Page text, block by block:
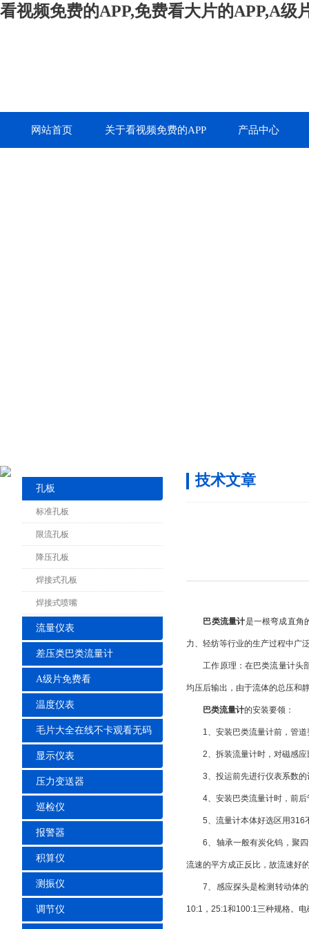
看视频免费的APP,免费看大片的APP,A级
网站首页 关于看视频免费的APP 产品中心
孔板
标准孔板
限流孔板
降压孔板
焊接式孔板
焊接式喷嘴
流量仪表
差压类巴类流量计
A级片免费看
温度仪表
毛片大全在线不卡观看无码
显示仪表
压力变送器
巡检仪
报警器
积算仪
测振仪
调节仪
技术文章
巴类流量计是一根弯成直角的
力、轻纺等行业的生产过程中广泛使用
工作原理：在巴类流量计头部
均压后输出，由于流体的总压
巴类流量计的安装要领：
1、安装巴类流量计前，管道要
2、拆装流量计时，对磁感应
3、投运前先进行仪表系数的设定
4、安装巴类流量计时，前后
5、流量计本体好选区用316不
6、轴承一般有炭化钨，聚四
流速的平方成正反比，故流速
7、感应探头是检测转动体的
10:1，25:1和100:1三种规格